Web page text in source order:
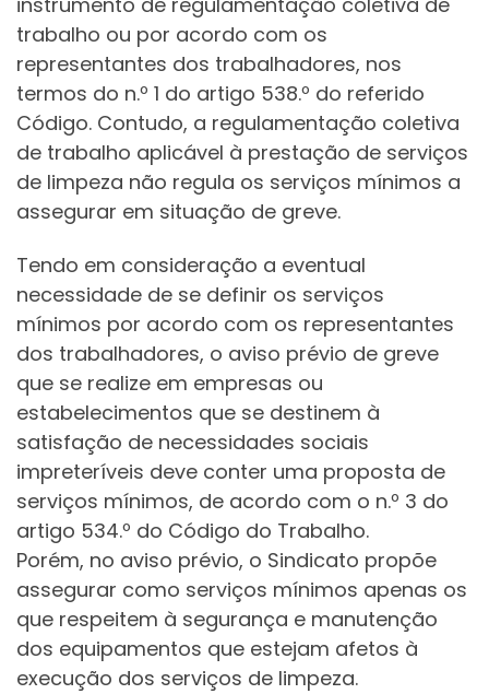
trabalho ou por acordo com os
representantes dos trabalhadores, nos
termos do n.º 1 do artigo 538.º do referido
Código. Contudo, a regulamentação coletiva
de trabalho aplicável à prestação de serviços
de limpeza não regula os serviços mínimos a
assegurar em situação de greve.
Tendo em consideração a eventual
necessidade de se definir os serviços
mínimos por acordo com os representantes
dos trabalhadores, o aviso prévio de greve
que se realize em empresas ou
estabelecimentos que se destinem à
satisfação de necessidades sociais
impreteríveis deve conter uma proposta de
serviços mínimos, de acordo com o n.º 3 do
artigo 534.º do Código do Trabalho.
Porém, no aviso prévio, o Sindicato propõe
assegurar como serviços mínimos apenas os
que respeitem à segurança e manutenção
dos equipamentos que estejam afetos à
execução dos serviços de limpeza.